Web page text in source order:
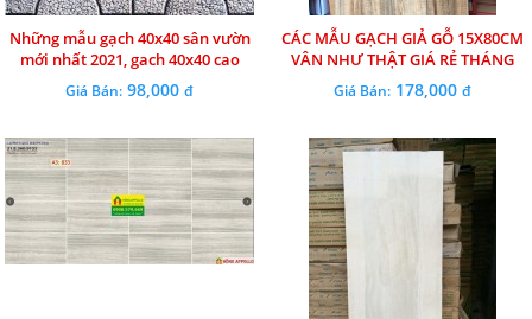
Những mẫu gạch 40x40 sân vườn
mới nhất 2021, gach 40x40 cao
cấp giá rẻ
Giá Bán: 98,000đ
CÁC MẪU GẠCH GIẢ GỖ 15X80CM
VÂN NHƯ THẬT GIÁ RẺ THÁNG
4.2022
Giá Bán:178,000 đ